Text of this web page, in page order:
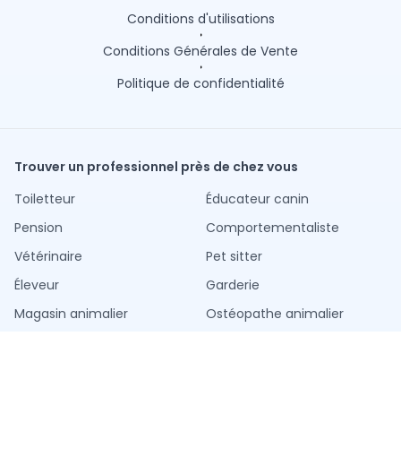
Conditions d'utilisations
Conditions Générales de Vente
Politique de confidentialité
Trouver un professionnel près de chez vous
Toiletteur
Éducateur canin
Pension
Comportementaliste
Vétérinaire
Pet sitter
Éleveur
Garderie
Magasin animalier
Ostéopathe animalier